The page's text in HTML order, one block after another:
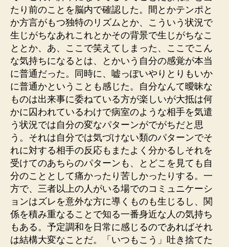
たり前のことを脳内で確認した。間とかテンポと
か方言がもつ独特のリズムとか、こういう状況で
生じがちなあれこれとかその背景で生じがちなこ
ととか、あ、ここで笑えてしまった、ここでこん
な気持ちになるとは、とかいう自分の感覚が本当
に普通だった。同時に、嘘っぽいやりとりもいか
に普通かということも感じた。自分なんて曖昧な
ものは出来事に委ねている方が楽しいが大抵は何
かに囚われているわけで病室のような相手を気遣
う状況では自分の変なパターンがでがちだと思
う。それは自分では気づけない類のパターンでそ
れに対する相手の反応もまたよく分かるしそれを
受けてのあちらのパターンも、とどこを見ても自
分のこととして痛かったり苦しかったりする。一
方で、三者以上の人がいる場でのコミュニケーシ
ョンはズレを意外な方に導くものも生じるし、関
係を積み重なることで知る一番身近な人の気持ち
もある。予定調和を日常に感じるのであればそれ
は結構大変なことだ。「いつもこう」吐き捨てた